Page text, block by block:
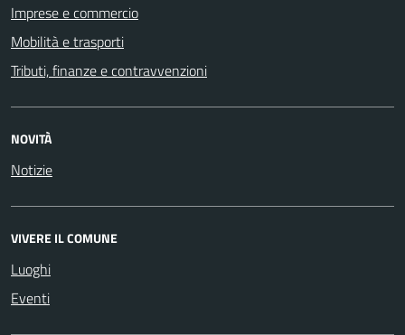
Imprese e commercio
Mobilità e trasporti
Tributi, finanze e contravvenzioni
NOVITÀ
Notizie
VIVERE IL COMUNE
Luoghi
Eventi